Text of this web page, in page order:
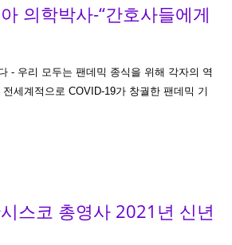
의학박사-“간호사들에게
- 우리 모두는 팬데믹 종식을 위해 각자의 역
세계적으로 COVID-19가 창궐한 팬데믹 기
스코 총영사 2021년 신년